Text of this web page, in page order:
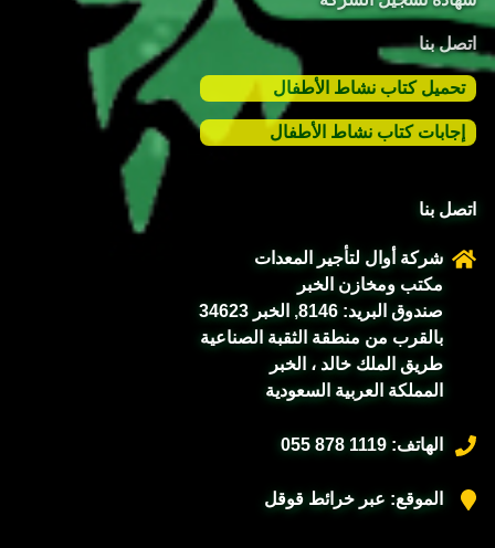
اتصل بنا
تحميل كتاب نشاط الأطفال
إجابات كتاب نشاط الأطفال
اتصل بنا
شركة أوال لتأجير المعدات
مكتب ومخازن الخبر
صندوق البريد: 8146, الخبر 34623
بالقرب من منطقة الثقبة الصناعية
طريق الملك خالد ، الخبر
المملكة العربية السعودية
الهاتف:055 878 1119
الموقع: عبر خرائط قوقل